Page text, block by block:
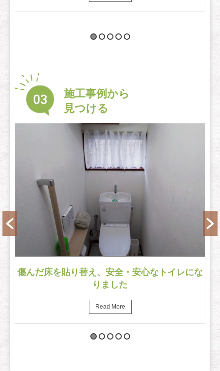
施工事例から
見つける
傷んだ床を貼り替え、安全・安心なトイレにな
りました
Read More